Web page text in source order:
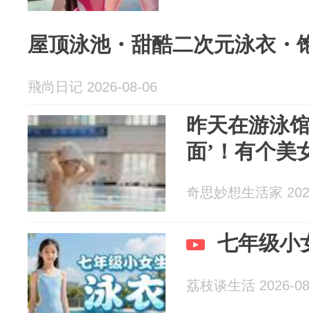
屋顶泳池・甜酷二次元泳衣・
飛尚日记 2026-08-06
昨天在游泳
面’！有个美
奇思妙想生活家
七年级小
荔枝谈生活 2026-